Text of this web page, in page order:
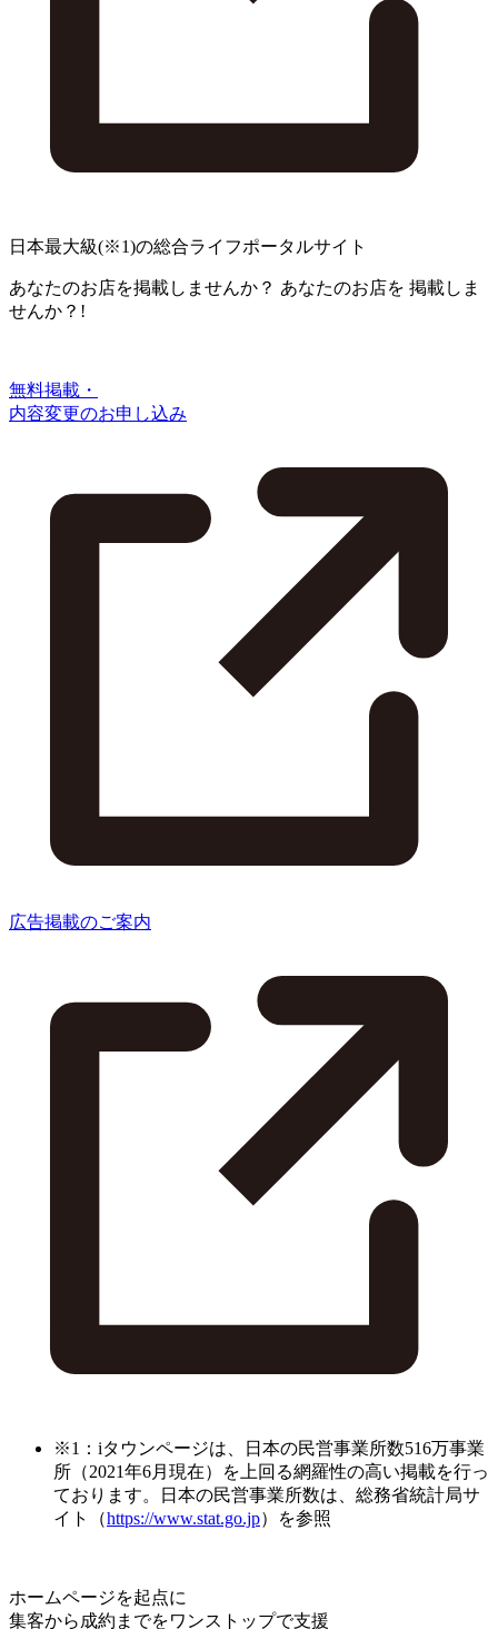
日本最大級(※1)の総合ライフポータルサイト
あなたのお店を掲載しませんか？ あなたのお店を 掲載しま
せんか？!
無料掲載・
内容変更のお申し込み
広告掲載のご案内
※1：iタウンページは、日本の民営事業所数516万事業
所（2021年6月現在）を上回る網羅性の高い掲載を行っ
ております。日本の民営事業所数は、総務省統計局サ
イト（https://www.stat.go.jp）を参照
ホームページを起点に
集客から成約までをワンストップで支援